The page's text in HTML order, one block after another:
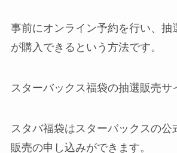
事前にオンライン予約を行い、抽
が購入できるという方法です。
スターバックス福袋の抽選販売サ
スタバ福袋はスターバックスの公
販売の申し込みができます。